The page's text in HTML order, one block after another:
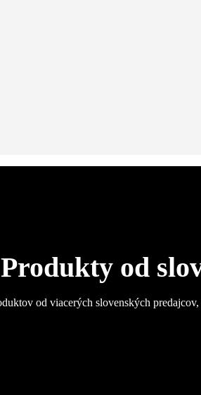
Produkty od
od viacerých slovenských